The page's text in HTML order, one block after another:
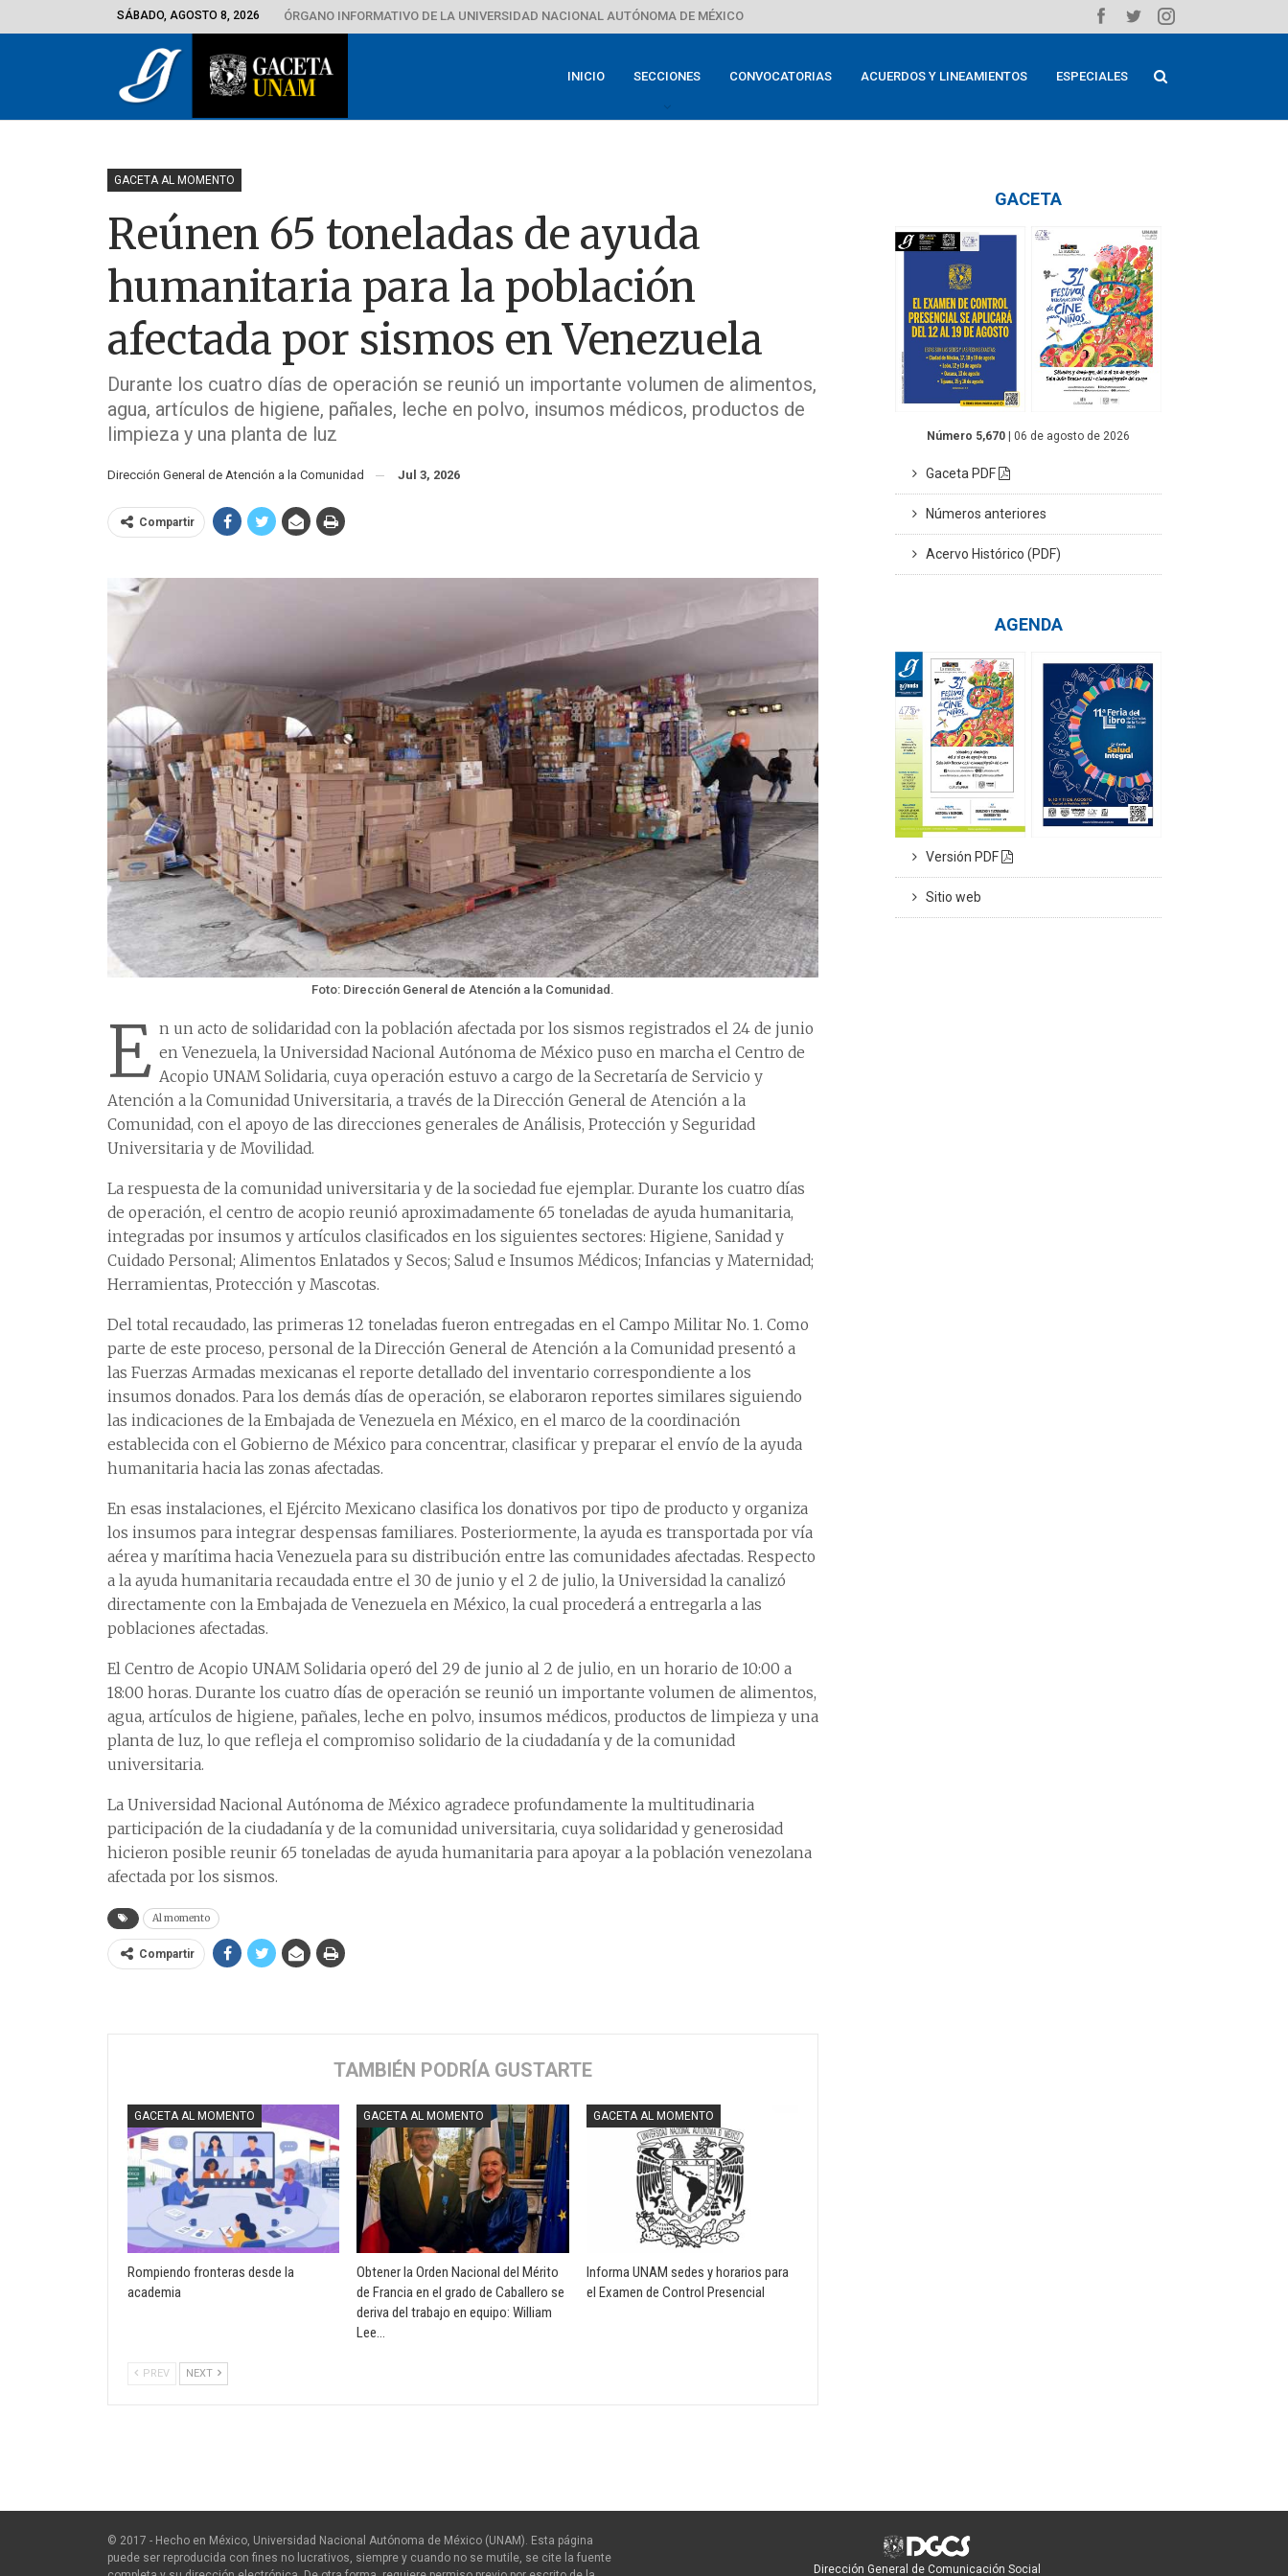
SÁBADO, AGOSTO 8, 2026 ÓRGANO INFORMATIVO DE LA UNIVERSIDAD NACIONAL AUTÓNOMA DE MÉXICO
INICIO SECCIONES CONVOCATORIAS ACUERDOS Y LINEAMIENTOS ESPECIALES
GACETA AL MOMENTO
Reúnen 65 toneladas de ayuda
humanitaria para la población
afectada por sismos en Venezuela
Durante los cuatro días de operación se reunió un importante volumen de alimentos,
agua, artículos de higiene, pañales, leche en polvo, insumos médicos, productos de
limpieza y una planta de luz
Dirección General de Atención a la Comunidad Jul 3, 2026
Compartir
Foto: Dirección General de Atención a la Comunidad.
E n un acto de solidaridad con la población afectada por los sismos registrados el 24 de junio
en Venezuela, la Universidad Nacional Autónoma de México puso en marcha el Centro de
Acopio UNAM Solidaria, cuya operación estuvo a cargo de la Secretaría de Servicio y
Atención a la Comunidad Universitaria, a través de la Dirección General de Atención a la
Comunidad, con el apoyo de las direcciones generales de Análisis, Protección y Seguridad
Universitaria y de Movilidad.
La respuesta de la comunidad universitaria y de la sociedad fue ejemplar. Durante los cuatro días
de operación, el centro de acopio reunió aproximadamente 65 toneladas de ayuda humanitaria,
integradas por insumos y artículos clasificados en los siguientes sectores: Higiene, Sanidad y
Cuidado Personal; Alimentos Enlatados y Secos; Salud e Insumos Médicos; Infancias y Maternidad;
Herramientas, Protección y Mascotas.
Del total recaudado, las primeras 12 toneladas fueron entregadas en el Campo Militar No. 1. Como
parte de este proceso, personal de la Dirección General de Atención a la Comunidad presentó a
las Fuerzas Armadas mexicanas el reporte detallado del inventario correspondiente a los
insumos donados. Para los demás días de operación, se elaboraron reportes similares siguiendo
las indicaciones de la Embajada de Venezuela en México, en el marco de la coordinación
establecida con el Gobierno de México para concentrar, clasificar y preparar el envío de la ayuda
humanitaria hacia las zonas afectadas.
En esas instalaciones, el Ejército Mexicano clasifica los donativos por tipo de producto y organiza
los insumos para integrar despensas familiares. Posteriormente, la ayuda es transportada por vía
aérea y marítima hacia Venezuela para su distribución entre las comunidades afectadas. Respecto
a la ayuda humanitaria recaudada entre el 30 de junio y el 2 de julio, la Universidad la canalizó
directamente con la Embajada de Venezuela en México, la cual procederá a entregarla a las
poblaciones afectadas.
El Centro de Acopio UNAM Solidaria operó del 29 de junio al 2 de julio, en un horario de 10:00 a
18:00 horas. Durante los cuatro días de operación se reunió un importante volumen de alimentos,
agua, artículos de higiene, pañales, leche en polvo, insumos médicos, productos de limpieza y una
planta de luz, lo que refleja el compromiso solidario de la ciudadanía y de la comunidad
universitaria.
La Universidad Nacional Autónoma de México agradece profundamente la multitudinaria
participación de la ciudadanía y de la comunidad universitaria, cuya solidaridad y generosidad
hicieron posible reunir 65 toneladas de ayuda humanitaria para apoyar a la población venezolana
afectada por los sismos.
Al momento
Compartir
TAMBIÉN PODRÍA GUSTARTE
GACETA AL MOMENTO
Rompiendo fronteras desde la
academia
GACETA AL MOMENTO
Obtener la Orden Nacional del Mérito
de Francia en el grado de Caballero se
deriva del trabajo en equipo: William
Lee…
GACETA AL MOMENTO
Informa UNAM sedes y horarios para
el Examen de Control Presencial
PREV NEXT
GACETA
Número 5,670 | 06 de agosto de 2026
Gaceta PDF
Números anteriores
Acervo Histórico (PDF)
AGENDA
Versión PDF
Sitio web
© 2017 - Hecho en México, Universidad Nacional Autónoma de México (UNAM). Esta página
puede ser reproducida con fines no lucrativos, siempre y cuando no se mutile, se cite la fuente
Dirección General de Comunicación Social